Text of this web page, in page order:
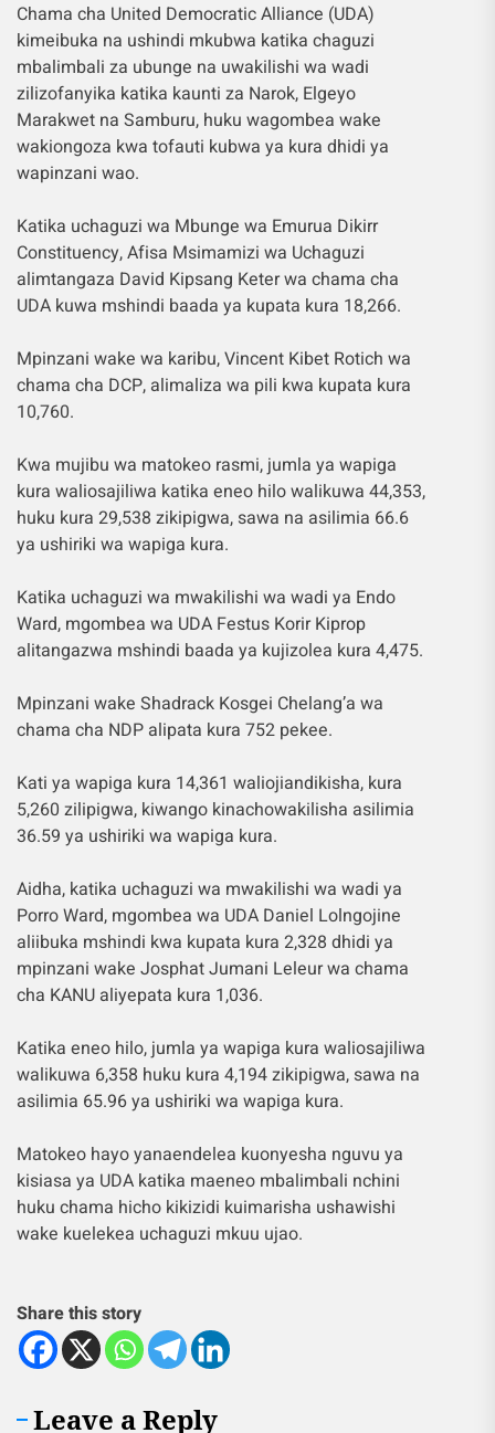
Chama cha United Democratic Alliance (UDA)
kimeibuka na ushindi mkubwa katika chaguzi
mbalimbali za ubunge na uwakilishi wa wadi
zilizofanyika katika kaunti za Narok, Elgeyo
Marakwet na Samburu, huku wagombea wake
wakiongoza kwa tofauti kubwa ya kura dhidi ya
wapinzani wao.
Katika uchaguzi wa Mbunge wa Emurua Dikirr
Constituency, Afisa Msimamizi wa Uchaguzi
alimtangaza David Kipsang Keter wa chama cha
UDA kuwa mshindi baada ya kupata kura 18,266.
Mpinzani wake wa karibu, Vincent Kibet Rotich wa
chama cha DCP, alimaliza wa pili kwa kupata kura
10,760.
Kwa mujibu wa matokeo rasmi, jumla ya wapiga
kura waliosajiliwa katika eneo hilo walikuwa 44,353,
huku kura 29,538 zikipigwa, sawa na asilimia 66.6
ya ushiriki wa wapiga kura.
Katika uchaguzi wa mwakilishi wa wadi ya Endo
Ward, mgombea wa UDA Festus Korir Kiprop
alitangazwa mshindi baada ya kujizolea kura 4,475.
Mpinzani wake Shadrack Kosgei Chelang’a wa
chama cha NDP alipata kura 752 pekee.
Kati ya wapiga kura 14,361 waliojiandikisha, kura
5,260 zilipigwa, kiwango kinachowakilisha asilimia
36.59 ya ushiriki wa wapiga kura.
Aidha, katika uchaguzi wa mwakilishi wa wadi ya
Porro Ward, mgombea wa UDA Daniel Lolngojine
aliibuka mshindi kwa kupata kura 2,328 dhidi ya
mpinzani wake Josphat Jumani Leleur wa chama
cha KANU aliyepata kura 1,036.
Katika eneo hilo, jumla ya wapiga kura waliosajiliwa
walikuwa 6,358 huku kura 4,194 zikipigwa, sawa na
asilimia 65.96 ya ushiriki wa wapiga kura.
Matokeo hayo yanaendelea kuonyesha nguvu ya
kisiasa ya UDA katika maeneo mbalimbali nchini
huku chama hicho kikizidi kuimarisha ushawishi
wake kuelekea uchaguzi mkuu ujao.
Share this story
Leave a Reply